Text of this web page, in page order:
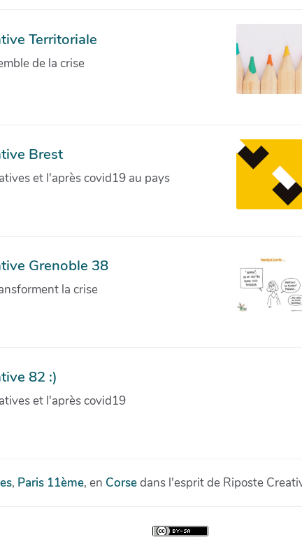
Territoriale
de la crise
Brest
et l'après covid19 au pays
Grenoble 38
la crise
82 :)
et l'après covid19
, Paris 11ème, en Corsedans l'esprit de Riposte